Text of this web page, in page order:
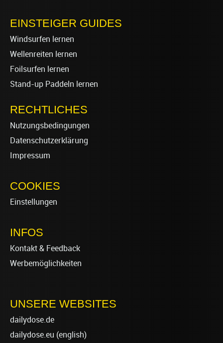
EINSTEIGER GUIDES
Windsurfen lernen
Wellenreiten lernen
Foilsurfen lernen
Stand-up Paddeln lernen
RECHTLICHES
Nutzungsbedingungen
Datenschutzerklärung
Impressum
COOKIES
Einstellungen
INFOS
Kontakt & Feedback
Werbemöglichkeiten
UNSERE WEBSITES
dailydose.de
dailydose.eu (english)